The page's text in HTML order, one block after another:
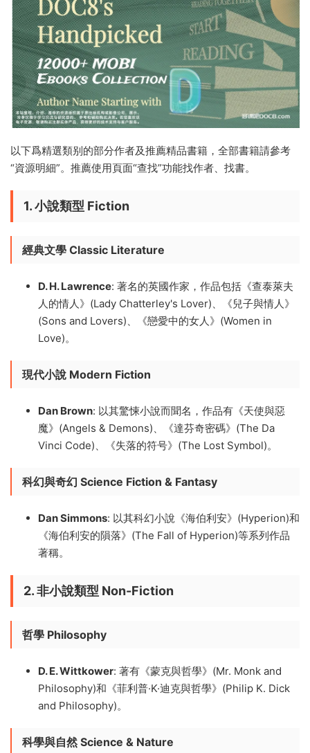
以下爲精選類别的部分作者及推薦精品書籍，全部書籍請參考
“資源明細”。推薦使用頁面“查找”功能找作者、找書。
1. 小說類型 Fiction
經典文學 Classic Literature
D. H. Lawrence: 著名的英國作家，作品包括《查泰萊夫
人的情人》(Lady Chatterley's Lover)、《兒子與情人》
(Sons and Lovers)、《戀愛中的女人》(Women in
Love)。
現代小說 Modern Fiction
Dan Brown: 以其驚悚小說而聞名，作品有《天使與惡
魔》(Angels & Demons)、《達芬奇密碼》(The Da
Vinci Code)、《失落的符号》(The Lost Symbol)。
科幻與奇幻 Science Fiction & Fantasy
Dan Simmons: 以其科幻小說《海伯利安》(Hyperion)和
《海伯利安的隕落》(The Fall of Hyperion)等系列作品
著稱。
2. 非小說類型 Non-Fiction
哲學 Philosophy
D. E. Wittkower: 著有《蒙克與哲學》(Mr. Monk and
Philosophy)和《菲利普·K·迪克與哲學》(Philip K. Dick
and Philosophy)。
科學與自然 Science & Nature